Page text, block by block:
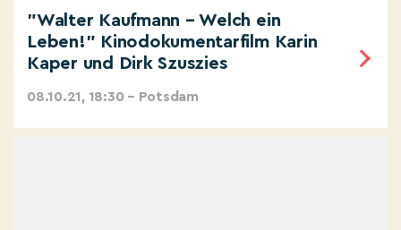
"Walter Kaufmann – Welch ein
Leben!" Kinodokumentarfilm Karin
Kaper und Dirk Szuszies
08.10.21, 18:30 – Potsdam